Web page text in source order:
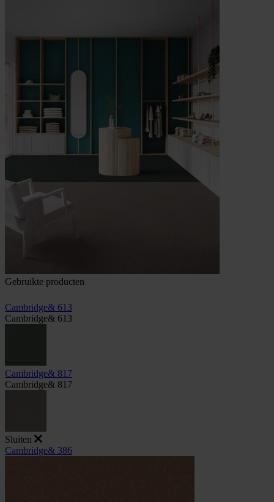
Gebruikte producten
Cambridge& 613
Cambridge& 613
Cambridge& 817
Cambridge& 817
Sluiten
Cambridge& 386